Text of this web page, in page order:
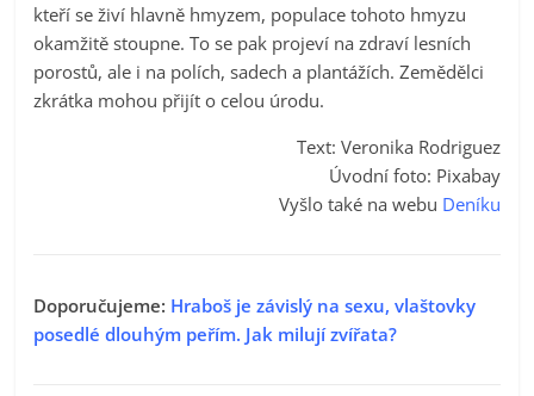
kteří se živí hlavně hmyzem, populace tohoto hmyzu
okamžitě stoupne. To se pak projeví na zdraví lesních
porostů, ale i na polích, sadech a plantážích. Zemědělci
zkrátka mohou přijít o celou úrodu.
Text: Veronika Rodriguez
Úvodní foto: Pixabay
Vyšlo také na webu Deníku
Doporučujeme: Hraboš je závislý na sexu, vlaštovky
posedlé dlouhým peřím. Jak milují zvířata?